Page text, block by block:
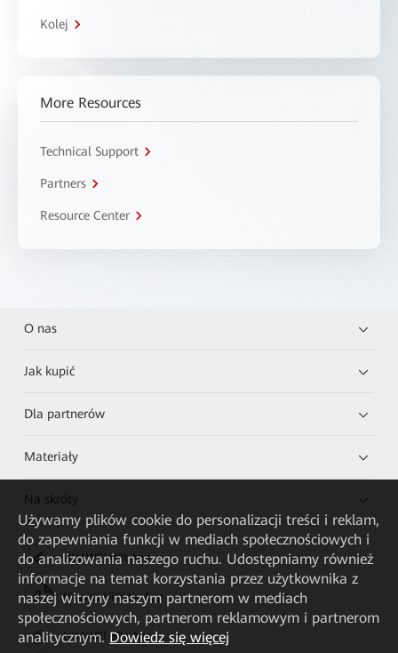
Kolej
More Resources
Technical Support
Partners
Resource Center
O nas
Jak kupić
Dla partnerów
Materiały
Na skróty
HUAWEI eKit App
Huawei HiKnow App
HUAWEI eFly App
Używamy plików cookie do personalizacji treści i reklam,
do zapewniania funkcji w mediach społecznościowych i
do analizowania naszego ruchu. Udostępniamy również
informacje na temat korzystania przez użytkownika z
naszej witryny naszym partnerom w mediach
społecznościowych, partnerom reklamowym i partnerom
analitycznym. Dowiedz się więcej